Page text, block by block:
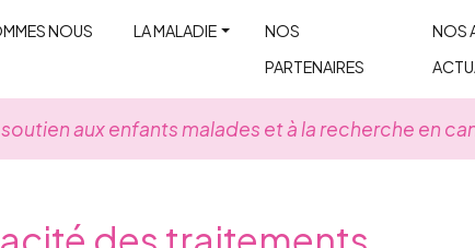
NOUS
LA MALADIE
NOS
PARTENAIRES
NOS
aux enfants malades et à la recherche en